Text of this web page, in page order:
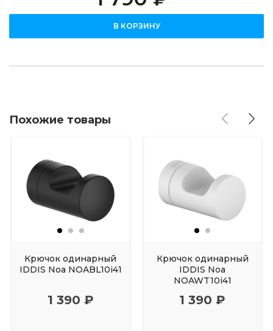
В КОРЗИНУ
Похожие товары
Крючок одинарный
IDDIS Noa NOABL10i41
1 390 ₽
Крючок одинарный
IDDIS Noa
NOAWT10i41
1 390 ₽